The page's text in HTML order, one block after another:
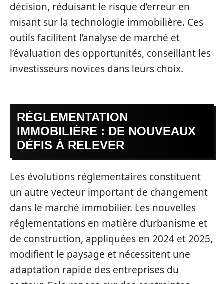
décision, réduisant le risque d’erreur en
misant sur la technologie immobilière. Ces
outils facilitent l’analyse de marché et
l’évaluation des opportunités, conseillant les
investisseurs novices dans leurs choix.
RÉGLEMENTATION
IMMOBILIÈRE : DE NOUVEAUX
DÉFIS À RELEVER
Les évolutions réglementaires constituent
un autre vecteur important de changement
dans le marché immobilier. Les nouvelles
réglementations en matière d’urbanisme et
de construction, appliquées en 2024 et 2025,
modifient le paysage et nécessitent une
adaptation rapide des entreprises du